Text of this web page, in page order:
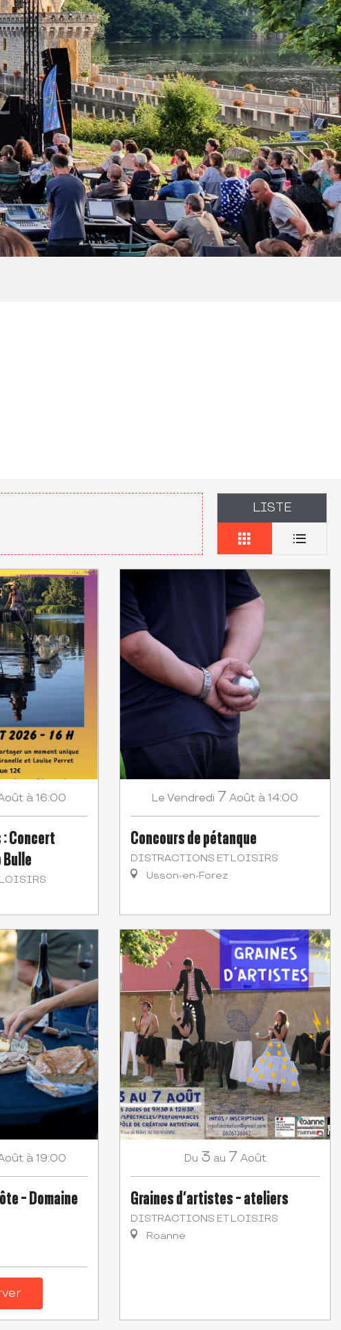
LISTE
à 16:00
Concert
Le Vendredi 7 Août à 14:00
Concours de pétanque
DISTRACTIONS ET LOISIRS
Usson-en-Forez
à 19:00
- Domaine
Du 3 au 7 Août
Graines d’artistes - ateliers
DISTRACTIONS ET LOISIRS
Roanne